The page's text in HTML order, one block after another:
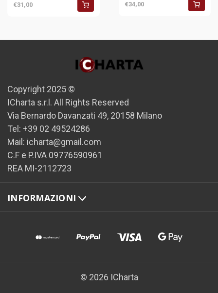
€31,00 €34,00
Copyright 2025 ©
ICharta s.r.l. All Rights Reserved
Via Bernardo Davanzati 49, 20158 Milano
Tel: +39 02 49524286
Mail: icharta@gmail.com
C.F e P.IVA 09776590961
REA MI-2112723
INFORMAZIONI
© 2026 ICharta